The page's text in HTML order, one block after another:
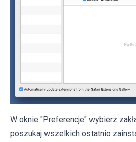
W oknie "Preferencje" wybierz
poszukaj wszelkich ostatnio